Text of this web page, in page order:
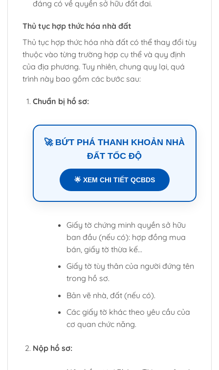
đáng có về quyền sở hữu đất đai.
Thủ tục hợp thức hóa nhà đất
Thủ tục hợp thức hóa nhà đất có thể thay đổi tùy
thuộc vào từng trường hợp cụ thể và quy định
của địa phương. Tuy nhiên, chung quy lại, quá
trình này bao gồm các bước sau:
Chuẩn bị hồ sơ:
🚀 BỨT PHÁ THANH KHOẢN NHÀ
ĐẤT TỐC ĐỘ
🌟 XEM CHI TIẾT QCBDS
Giấy tờ chứng minh quyền sở hữu
ban đầu (nếu có): hợp đồng mua
bán, giấy tờ thừa kế…
Giấy tờ tùy thân của người đứng tên
trong hồ sơ.
Bản vẽ nhà, đất (nếu có).
Các giấy tờ khác theo yêu cầu của
cơ quan chức năng.
Nộp hồ sơ: